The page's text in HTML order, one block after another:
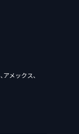
アメックス､